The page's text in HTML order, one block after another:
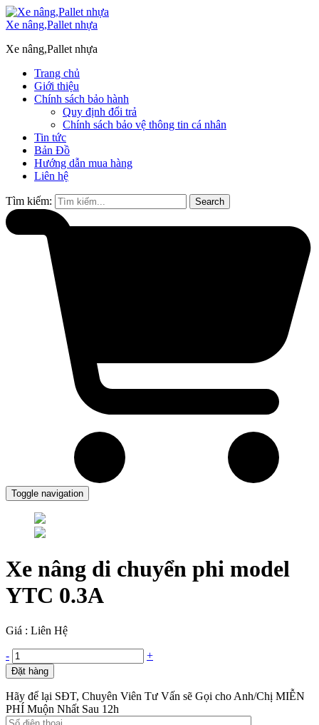
Xe nâng,Pallet nhựa
Xe nâng,Pallet nhựa
Trang chủ
Giới thiệu
Chính sách bảo hành
Quy định đổi trả
Chính sách bảo vệ thông tin cá nhân
Tin tức
Bản Đồ
Hướng dẫn mua hàng
Liên hệ
Tìm kiếm: Search
Toggle navigation
Xe nâng di chuyển phi model
YTC 0.3A
Giá : Liên Hệ
- +
Đặt hàng
Hãy để lại SĐT, Chuyên Viên Tư Vấn sẽ Gọi cho Anh/Chị MIỄN
PHÍ Muộn Nhất Sau 12h